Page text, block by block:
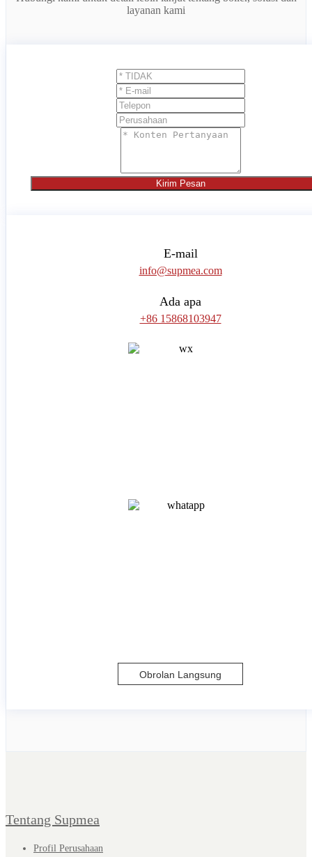
layanan kami
Kirim Pesan
E-mail
info@supmea.com
Ada apa
+86 15868103947
Obrolan Langsung
Tentang Supmea
Profil Perusahaan